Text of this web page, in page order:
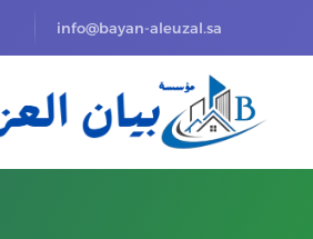
info@bayan-aleuzal.sa